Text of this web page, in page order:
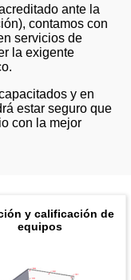
ante la
contamos con
servicios de
la exigente
y en
estar seguro que
con la mejor
y calificación de
equipos